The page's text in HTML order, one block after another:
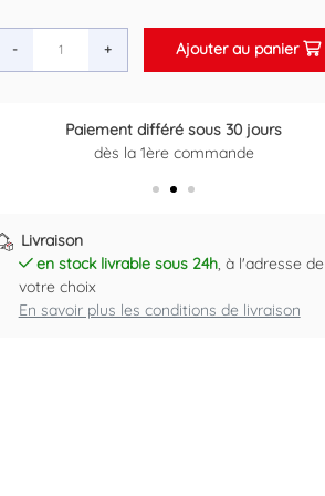
- + Ajouter au panier
Paiement différé sous 30 jours
dès la 1ère commande
Retour gratuit sous 14 jours
Plus d'informations ici
Livraison
en stock livrable sous 24h, à l'adresse de
votre choix
En savoir plus les conditions de livraison